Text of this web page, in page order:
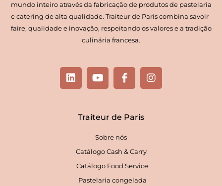
mundo inteiro através da fabricação de produtos de pastelaria
e catering de alta qualidade. Traiteur de Paris combina savoir-
faire, qualidade e inovação, respeitando os valores e a tradição
culinária francesa.
L
i
n
Y
o
u
b
F
a
c
b
o
k
-
f
I
n
s
Traiteur de Paris
Sobre nós
Catálogo Cash & Carry
Catálogo Food Service
Pastelaria congelada